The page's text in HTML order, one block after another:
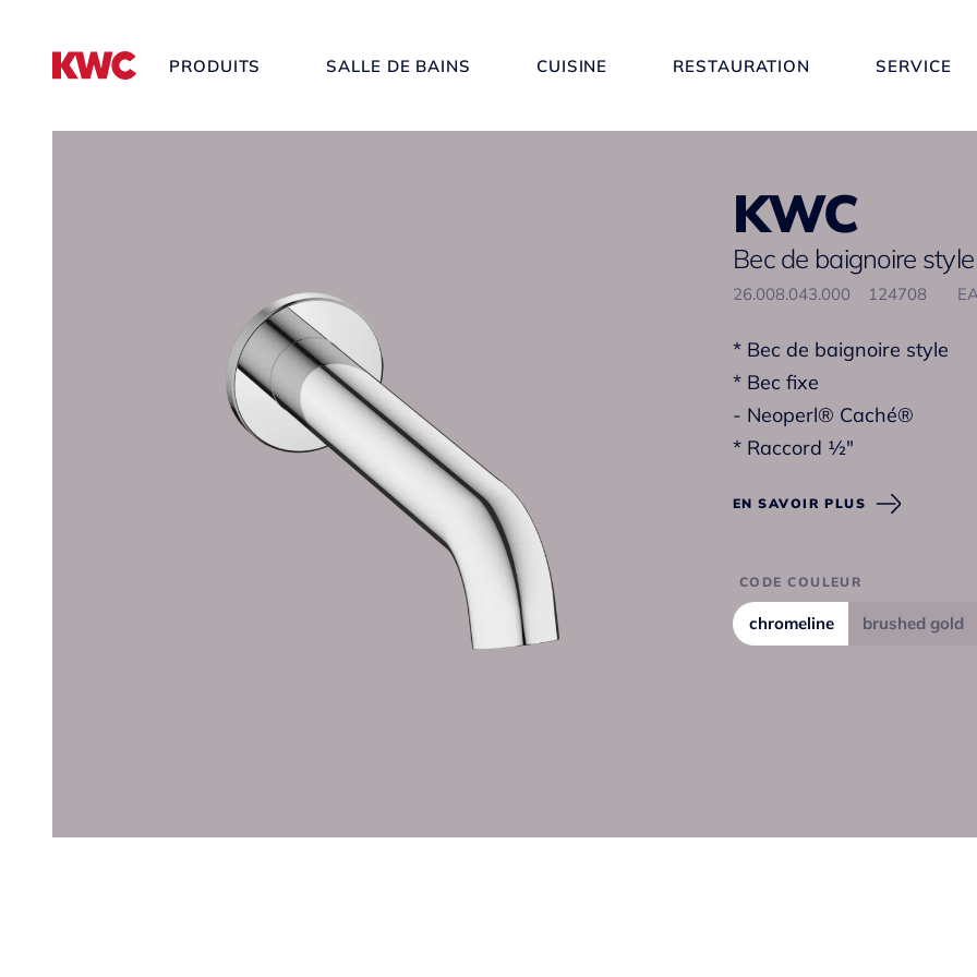
PRODUITS SALLE DE BAINS CUISINE RESTAURATION SERVICE
KWC
Bec de baignoire style
26.008.043.000 124708
* Bec de baignoire style
* Bec fixe
- Neoperl® Caché®
* Raccord ½"
EN SAVOIR PLUS
CODE COULEUR
chromeline brushed gold